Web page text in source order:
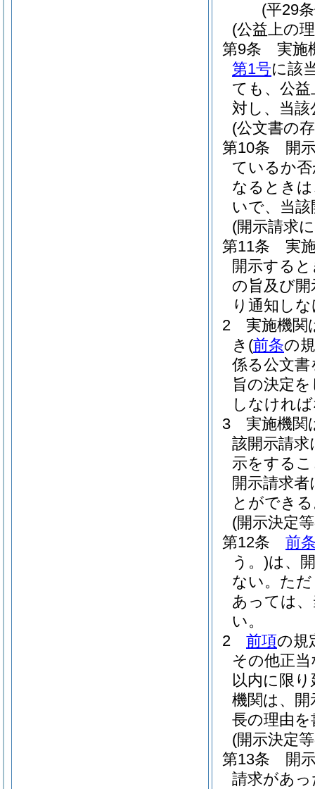
(平29
(公益上の
第9条
実施
第1号に該
ても、公
対し、当
(公文書の
第10条
開
ているか
なるとき
いで、当
(開示請求
第11条
実
開示する
の旨及び
り通知し
2
実施機関
き (前条の
係る公文
旨の決定
しなけれ
3
実施機関
該開示請
示をする
開示請求
とができ
(開示決定
第12条
前
う。)は、
ない。 た
あっては
い。
2
前項の規
その他正
以内に限
機関は、
長の理由
(開示決定
第13条
開
請求があ